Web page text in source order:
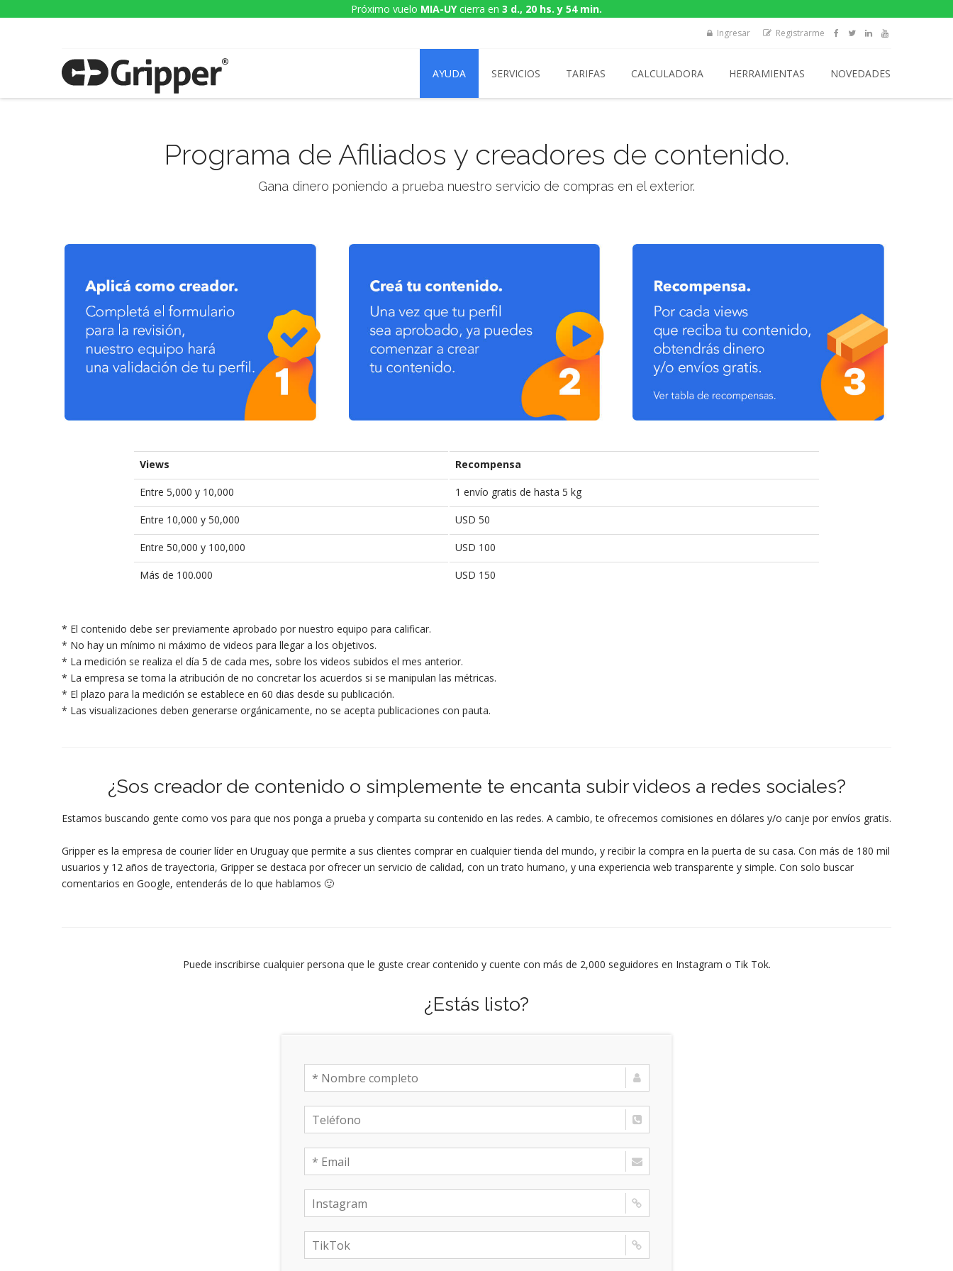
Próximo vuelo MIA-UYcierra en 3 d., 20 hs. y 54 min.
Ingresar Registrarme
AYUDA SERVICIOS TARIFAS CALCULADORA HERRAMIENTAS NOVEDADES
Programa de Afiliados y creadores de contenido.
Gana dinero poniendo a prueba nuestro servicio de compras en el exterior.
Views Recompensa
Entre 5,000 y 10,000 1 envío gratis de hasta 5 kg
Entre 10,000 y 50,000 USD 50
Entre 50,000 y 100,000 USD 100
Más de 100.000 USD 150
* El contenido debe ser previamente aprobado por nuestro equipo para calificar.
* No hay un mínimo ni máximo de videos para llegar a los objetivos.
* La medición se realiza el día 5 de cada mes, sobre los videos subidos el mes anterior.
* La empresa se toma la atribución de no concretar los acuerdos si se manipulan las métricas.
* El plazo para la medición se establece en 60 dias desde su publicación.
* Las visualizaciones deben generarse orgánicamente, no se acepta publicaciones con pauta.
¿Sos creador de contenido o simplemente te encanta subir videos a redes sociales?
Estamos buscando gente como vos para que nos ponga a prueba y comparta su contenido en las redes. A cambio, te ofrecemos comisiones en dólares y/o canje por envíos gratis.
Gripper es la empresa de courier líder en Uruguay que permite a sus clientes comprar en cualquier tienda del mundo, y recibir la compra en la puerta de su casa. Con más de 180 mil
usuarios y 12 años de trayectoria, Gripper se destaca por ofrecer un servicio de calidad, con un trato humano, y una experiencia web transparente y simple. Con solo buscar
comentarios en Google, entenderás de lo que hablamos 🙂
Puede inscribirse cualquier persona que le guste crear contenido y cuente con más de 2,000 seguidores en Instagram o Tik Tok.
¿Estás listo?